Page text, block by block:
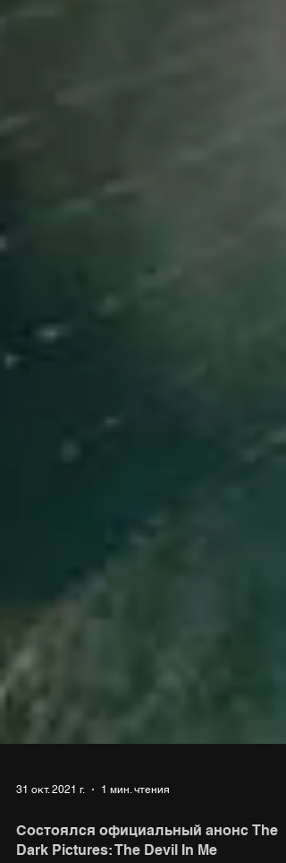
31 окт. 2021 г. 1 мин. чтения